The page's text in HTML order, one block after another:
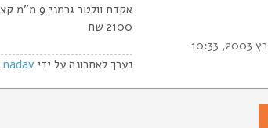
אקדח וולטר גרמני 9 מ"מ קצר עם ציפוי GREEN T יחודי כחדש פלאפון 050668803
2100 שח
נערך לאחרונה על ידיnadav